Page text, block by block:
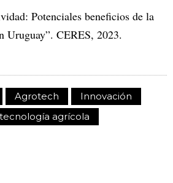
Potenciales beneficios de la
Uruguay”. CERES, 2023.
Agrotech
Innovación
tecnología agrícola